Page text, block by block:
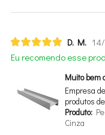
D. M.
Eu recomendo esse
Muito bem
Empresa
produtos
Produto:
Cinza